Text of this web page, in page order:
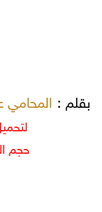
بقلم : المحامي
حجم